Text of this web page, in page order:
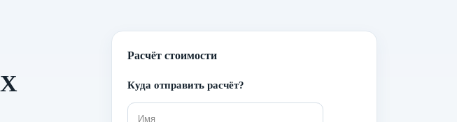
Расчёт стоимости
Куда отправить расчёт?